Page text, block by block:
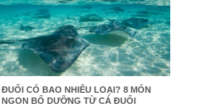
ĐUỐI CÓ BAO NHIÊU LOẠI? 8 MÓN
NGON BỔ DƯỠNG TỪ CÁ ĐUỐI